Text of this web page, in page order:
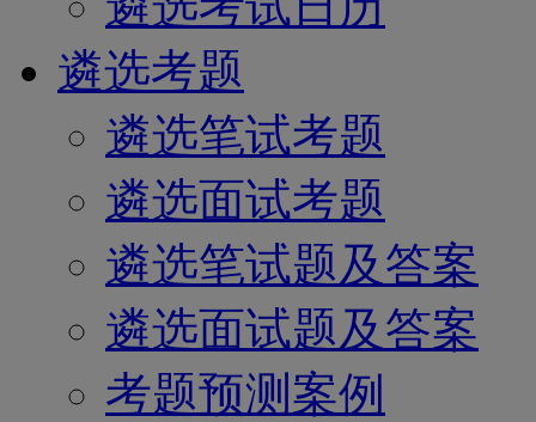
遴选考题
遴选笔试考题
遴选面试考题
遴选笔试题及答案
遴选面试题及答案
考题预测案例